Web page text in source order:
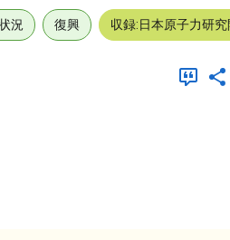
況 復興 収録:日本原子力研